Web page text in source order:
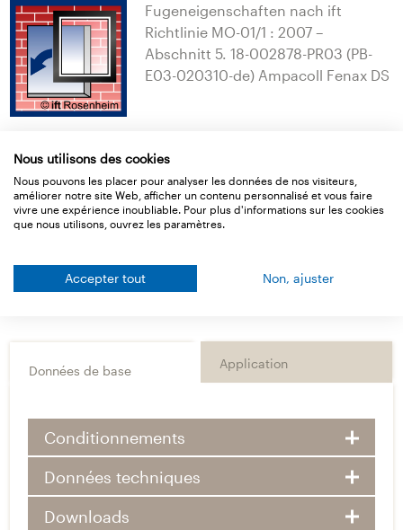
Fugeneigenschaften nach ift
Richtlinie MO-01/1 : 2007 –
Abschnitt 5. 18-002878-PR03 (PB-
E03-020310-de) Ampacoll Fenax DS
Données de base Application
Conditionnements
Données techniques
Downloads
Nous utilisons des cookies
Nous pouvons les placer pour analyser les données de nos visiteurs,
améliorer notre site Web, afficher un contenu personnalisé et vous faire
vivre une expérience inoubliable. Pour plus d'informations sur les cookies
que nous utilisons, ouvrez les paramètres.
Accepter tout Non, ajuster